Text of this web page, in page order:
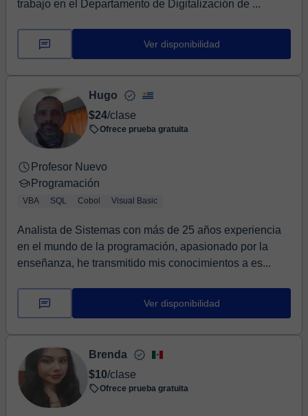
trabajo en el Departamento de Digitalización de ...
Ver disponibilidad
Hugo
$24/clase
Ofrece prueba gratuita
Profesor Nuevo
Programación
VBA SQL Cobol Visual Basic
Analista de Sistemas con más de 25 años experiencia
en el mundo de la programación, apasionado por la
enseñanza, he transmitido mis conocimientos a es...
Ver disponibilidad
Brenda
$10/clase
Ofrece prueba gratuita